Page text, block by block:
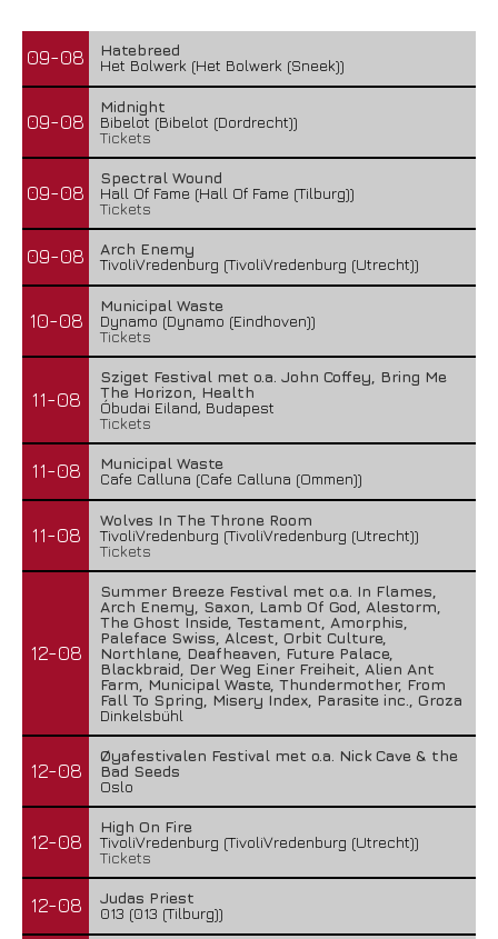
09-08
Hatebreed
Het Bolwerk (Het Bolwerk (Sneek))
09-08
Midnight
Bibelot (Bibelot (Dordrecht))
Tickets
09-08
Spectral Wound
Hall Of Fame (Hall Of Fame (Tilburg))
Tickets
09-08
Arch Enemy
TivoliVredenburg (TivoliVredenburg (Utrecht))
10-08
Municipal Waste
Dynamo (Dynamo (Eindhoven))
Tickets
11-08
Sziget Festival met o.a. John Coffey, Bring Me
The Horizon, Health
Óbudai Eiland, Budapest
Tickets
11-08
Municipal Waste
Cafe Calluna (Cafe Calluna (Ommen))
11-08
Wolves In The Throne Room
TivoliVredenburg (TivoliVredenburg (Utrecht))
Tickets
12-08
Summer Breeze Festival met o.a. In Flames,
Arch Enemy, Saxon, Lamb Of God, Alestorm,
The Ghost Inside, Testament, Amorphis,
Paleface Swiss, Alcest, Orbit Culture,
Northlane, Deafheaven, Future Palace,
Blackbraid, Der Weg Einer Freiheit, Alien Ant
Farm, Municipal Waste, Thundermother, From
Fall To Spring, Misery Index, Parasite inc., Groza
Dinkelsbühl
12-08
Øyafestivalen Festival met o.a. Nick Cave & the
Bad Seeds
Oslo
12-08
High On Fire
TivoliVredenburg (TivoliVredenburg (Utrecht))
Tickets
12-08
Judas Priest
013 (013 (Tilburg))